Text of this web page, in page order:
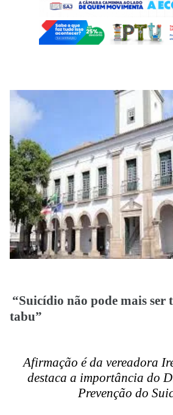
“Suicídio não pode mais ser
tabu”
Afirmação é da vereadora
destaca a importância do
Prevenção do